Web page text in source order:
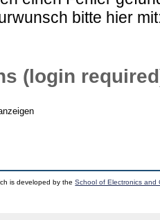
bitte hier
(login
is developed by theSchool of Electronics and